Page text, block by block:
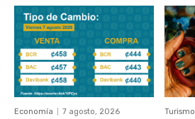
Economía 7 agosto, 2026 Turismo